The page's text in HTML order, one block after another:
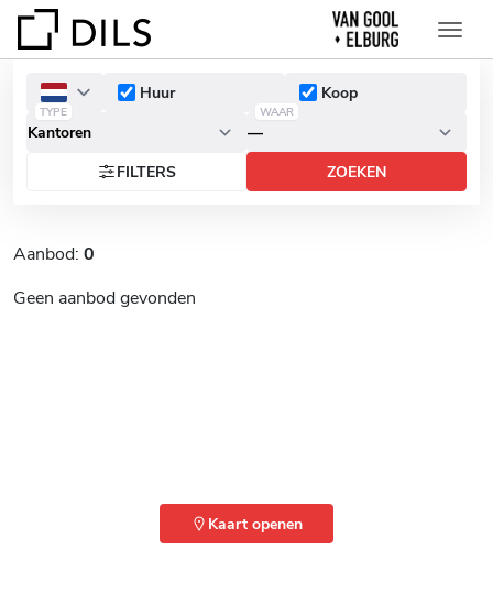
Huur Koop
TYPE WAAR
FILTERS ZOEKEN
Aanbod: 0
Geen aanbod gevonden
Kaart openen